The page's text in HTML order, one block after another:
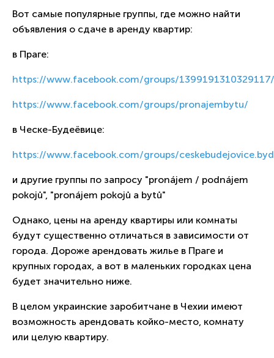
Вот самые популярные группы, где можно найти
объявления о сдаче в аренду квартир:
в Праге:
https://www.facebook.com/groups/1399191310329117/
https://www.facebook.com/groups/pronajembytu/
в Ческе-Будеёвице:
https://www.facebook.com/groups/
и другие группы по запросу "pronájem / podnájem
pokojů", "pronájem pokojů a bytů"
Однако, цены на аренду квартиры или комнаты
будут существенно отличаться в зависимости от
города. Дороже арендовать жилье в Праге и
крупных городах, а вот в маленьких городках цена
будет значительно ниже.
В целом украинские заробитчане в Чехии имеют
возможность арендовать койко-место, комнату
или целую квартиру.